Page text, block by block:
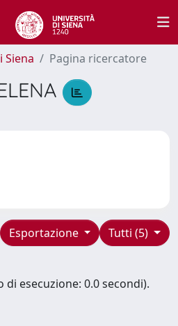
Siena Pagina ricercatore
Tutti (5)
Esportazione
di esecuzione: 0.0 secondi).